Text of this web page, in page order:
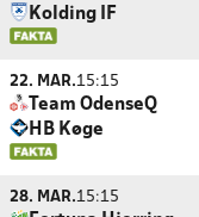
Kolding IF
22. MAR.15:15
Team OdenseQ
HB Køge
28. MAR.15:15